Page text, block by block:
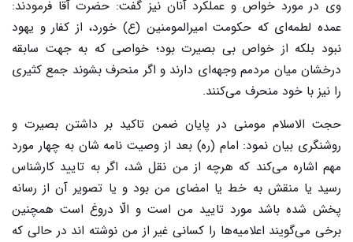
وی در مورد خواص و عملکرد آنان نیز گفت: حضرت آقا فرمودند:
عمده لطمه‌ای که حکومت امیرالمومنین (ع) خورد، از کفار و یهود
نبود بلکه از خواص بی بصیرت بود؛ خواصی که به جهت سابقه
درخشان میان مردمم وجهه‌ای دارند و اگر منحرف بشوند جمع کثیری
را نیز با خود منحرف می‌کنند.
حجت الاسلام مومنی در پایان ضمن تاکید بر داشتن بصیرت و
روشنگری بیان نمود: امام (ره) بعد از وصیت نامه شان به چهار مورد
مهم اشاره می‌کند که هرچه از من نقل شد، اگر به تایید کارشناس
رسید یا منقش به خط یا امضای من بود و یا تصویر آن از رسانه
پخش شده باشد مورد تایید من است و الّا دروغ است همچنین
برخی می‌گویند اعلامیه‌ها را کسانی غیر از من نوشته اند در حالی که